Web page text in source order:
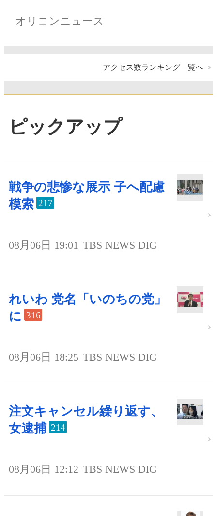
オリコンニュース
アクセス数ランキング一覧へ
ピックアップ
戦争の悲惨な展示 子へ配慮
模索 217
08月06日 19:01 TBS NEWS DIG
れいわ 党名「いのちの党」
に 316
08月06日 18:25 TBS NEWS DIG
注文キャンセル繰り返す、
女逮捕 214
08月06日 12:12 TBS NEWS DIG